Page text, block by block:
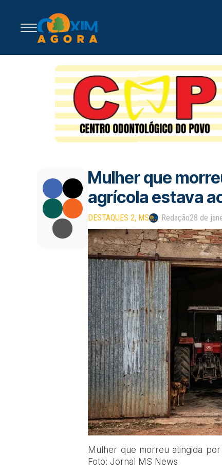
Mulher que
agrícola estava
DESTAQUES 2 MS Redação28 de
Mulher que morreu atingida
Foto: Jornal MS News